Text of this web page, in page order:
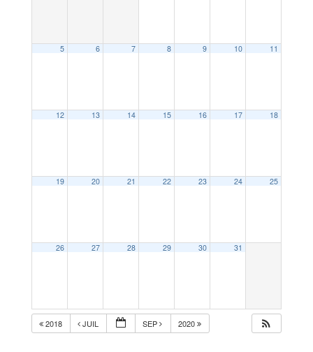
5 6 7 8 9 10 11
12 13 14 15 16 17 18
19 20 21 22 23 24 25
26 27 28 29 30 31
2018 JUIL SEP 2020